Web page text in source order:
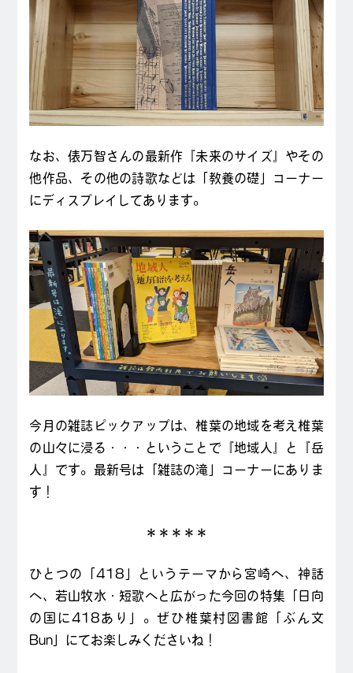
なお、俵万智さんの最新作『未来のサイズ』やその
他作品、その他の詩歌などは「教養の礎」コーナー
にディスプレイしてあります。
今月の雑誌ピックアップは、椎葉の地域を考え椎葉
の山々に浸る・・・ということで『地域人』と『岳
人』です。最新号は「雑誌の滝」コーナーにありま
す！
＊＊＊＊＊
ひとつの「418」というテーマから宮崎へ、神話
へ、若山牧水・短歌へと広がった今回の特集「日向
の国に418あり」。ぜひ椎葉村図書館「ぶん文
Bun」にてお楽しみくださいね！